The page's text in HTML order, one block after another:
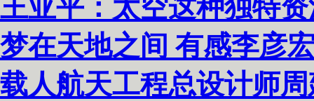
王亚平：太空这种独特
梦在天地之间 有感李彦
载人航天工程总设计师